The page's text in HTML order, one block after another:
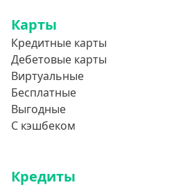
Строительство дома
Газификацию
Лечение
Стоматология
Неотложные нужды
Образование
Отдых
Карты
Кредитные карты
Дебетовые карты
Виртуальные
Бесплатные
Выгодные
С кэшбеком
Кредиты